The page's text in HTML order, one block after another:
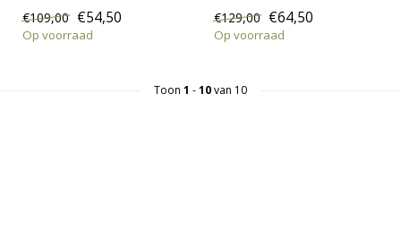
€109,00 €54,50
Op voorraad
€129,00 €64,50
Op voorraad
Toon 1 -10van 10